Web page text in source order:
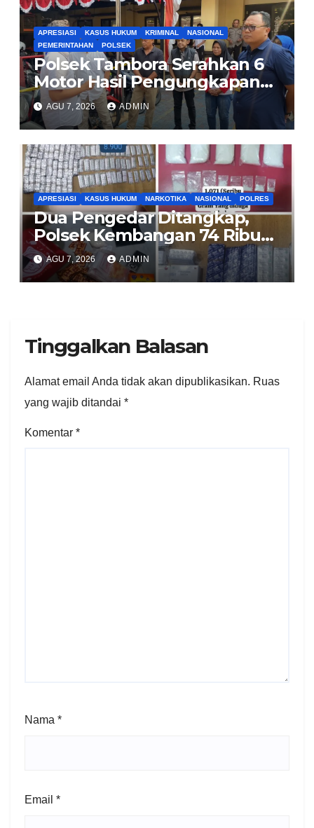
APRESIASI KASUS HUKUM KRIMINAL
NASIONAL
PEMERINTAHAN
POLSEK
Polsek Tambora Serahkan 6
Motor Hasil Pengungkapan
Kasus Curanmor Kepada
Pemilik Yang sah
AGU 7, 2026 ADMIN
APRESIASI KASUS HUKUM NARKOTIKA NASIONAL POLRES
Dua Pengedar Ditangkap,
Polsek Kembangan 74 Ribu
Obat Keras, Sabu Hingga
Puluhan Vape Etomidate
Diamankan
AGU 7, 2026 ADMIN
Tinggalkan Balasan
Alamat email Anda tidak akan dipublikasikan. Ruas
yang wajib ditandai *
Komentar *
Nama *
Email *